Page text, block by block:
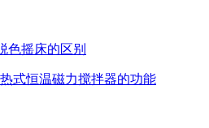
色摇床的区别
式恒温磁力搅拌器的功能